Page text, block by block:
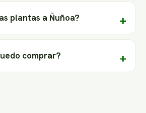
plantas a Ñuñoa?
comprar?